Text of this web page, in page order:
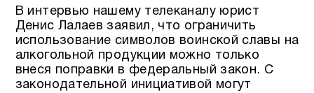
В интервью нашему телеканалу юрист
Денис Лалаев заявил, что ограничить
использование символов воинской славы на
алкогольной продукции можно только
внеся поправки в федеральный закон. С
законодательной инициативой могут